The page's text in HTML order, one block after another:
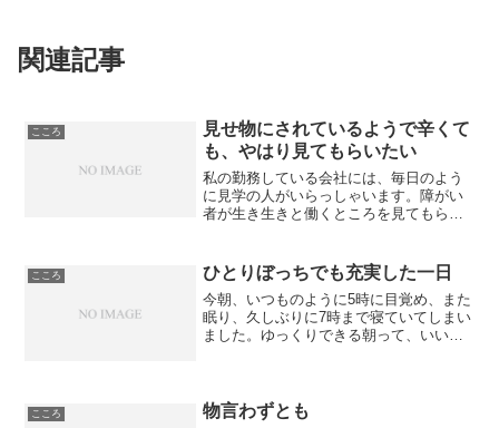
関連記事
こころ
見せ物にされているようで辛くて
も、やはり見てもらいたい
私の勤務している会社には、毎日のよう
に見学の人がいらっしゃいます。障がい
者が生き生きと働くところを見てもらっ
れみんなの礼儀正しさと、真剣に働く様
子に感動でした。でも実際...
こころ ひとりぼっちでも充実した一日
今朝、いつものように5時に目覚め、また
眠り、久しぶりに7時まで寝ていてしまい
ました。ゆっくりできる朝って、いいも
カットに行こうと思...
こころ 物言わずとも